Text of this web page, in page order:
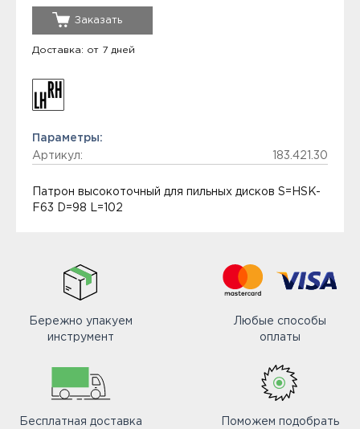
Заказать
Доставка: от 7 дней
Параметры:
Артикул:
183.421.30
Патрон высокоточный для пильных дисков S=HSK-
F63 D=98 L=102
Бережно упакуем
инструмент
Любые способы
оплаты
Бесплатная доставка
Поможем подобрать